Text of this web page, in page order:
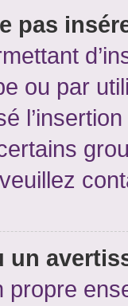
pas
ou par
un
propre